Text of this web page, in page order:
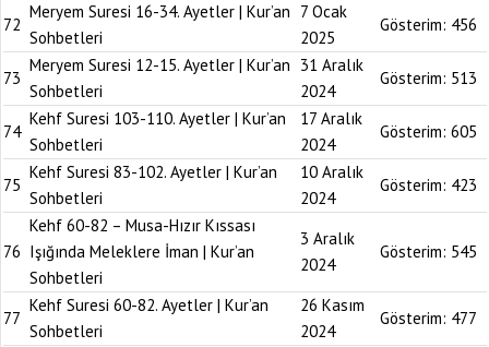
72
Meryem Suresi 16-34. Ayetler | Kur’an
Sohbetleri
7 Ocak
2025
Gösterim: 456
73
Meryem Suresi 12-15. Ayetler | Kur’an
Sohbetleri
31 Aralık
2024
Gösterim: 513
74
Kehf Suresi 103-110. Ayetler | Kur’an
Sohbetleri
17 Aralık
2024
Gösterim: 605
75
Kehf Suresi 83-102. Ayetler | Kur’an
Sohbetleri
10 Aralık
2024
Gösterim: 423
76
Kehf 60-82 – Musa-Hızır Kıssası
Işığında Meleklere İman | Kur’an
Sohbetleri
3 Aralık
2024
Gösterim: 545
77
Kehf Suresi 60-82. Ayetler | Kur’an
Sohbetleri
26 Kasım
2024
Gösterim: 477